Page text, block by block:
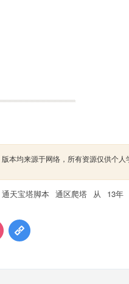
本均来源于网络，所有资源仅供个
通天宝塔脚本 通区爬塔 从 13年